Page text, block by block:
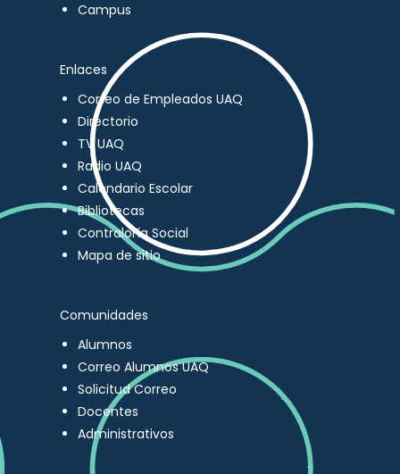
Campus
Enlaces
Correo de Empleados UAQ
Directorio
TV UAQ
Radio UAQ
Calendario Escolar
Bibliotecas
Contraloría Social
Mapa de sitio
Comunidades
Alumnos
Correo Alumnos UAQ
Solicitud Correo
Docentes
Administrativos